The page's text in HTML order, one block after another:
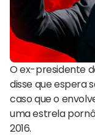
O ex-presidente
disse que espera
caso que o
uma estrela
2016.